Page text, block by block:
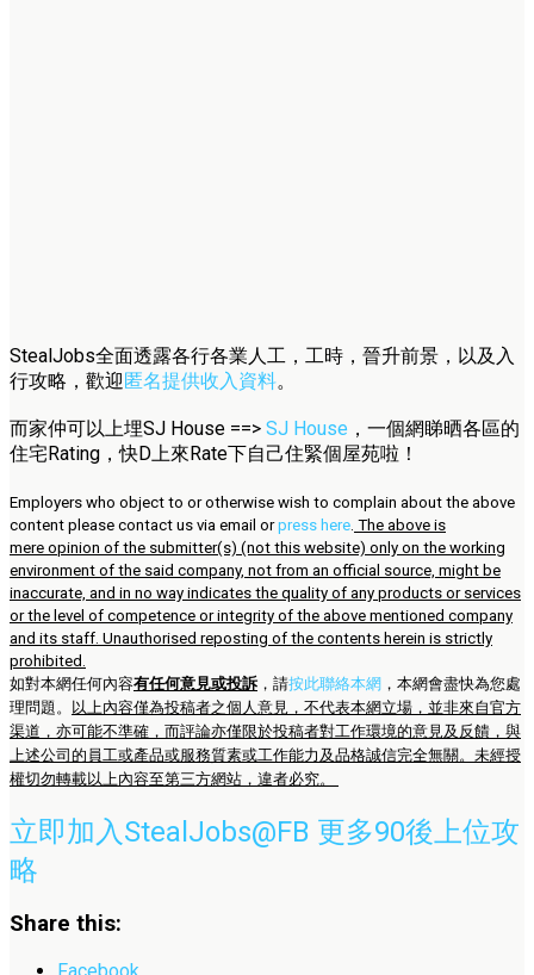
StealJobs全面透露各行各業人工，工時，晉升前景，以及入
行攻略，歡迎匿名提供收入資料。
而家仲可以上埋SJ House ==> SJ House ，一個網睇晒各區的
住宅Rating，快D上來Rate下自己住緊個屋苑啦！
Employers who object to or otherwise wish to complain about the above
content please contact us via email orpress here The above is
mere opinion of the submitter(s) (not this website) only on the working
environment of the said company, not from an official source, might be
inaccurate, and in no way indicates the quality of any products or services
or the level of competence or integrity of the above mentioned company
and its staff. Unauthorised reposting of the contents herein is strictly
prohibited.
如對本網任何內容有任何意見或投訴 ，請按此聯絡本網 ，本網會盡快為您處
理問題。 以上內容僅為投稿者之個人意見，不代表本網立場，並非來自官方
渠道，亦可能不準確，而評論亦僅限於投稿者對工作環境的意見及反饋，與
上述公司的員工或產品或服務質素或工作能力及品格誠信完全無關。未經授
權切勿轉載以上內容至第三方網站，違者必究。
立即加入StealJobs@FB 更多90後上位攻
略
Share this: